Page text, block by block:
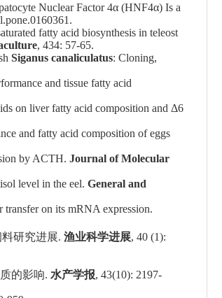
Nuclear Factor 4α (HNF4α) Is a
fatty acid biosynthesis in teleost
, 434: 57-65.
Siganus canaliculatus: Cloning,
and tissue fatty acid
on liver fatty acid composition and Δ6
and fatty acid composition of eggs
by ACTH. Journal of Molecular
level in the eel. General and
on its mRNA expression.
研究进展. 渔业科学进展, 40 (1):
的影响. 水产学报, 43(10): 2197-